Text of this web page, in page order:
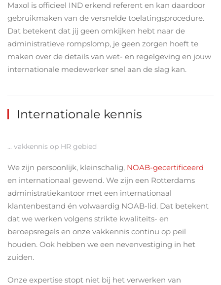
Maxol is officieel IND erkend referent en kan daardoor
gebruikmaken van de versnelde toelatingsprocedure.
Dat betekent dat jij geen omkijken hebt naar de
administratieve rompslomp, je geen zorgen hoeft te
maken over de details van wet- en regelgeving en jouw
internationale medewerker snel aan de slag kan.
Internationale kennis
... vakkennis op HR gebied
We zijn persoonlijk, kleinschalig, NOAB-gecertificeerd
en internationaal gewend. We zijn een Rotterdams
administratiekantoor met een internationaal
klantenbestand én volwaardig NOAB-lid. Dat betekent
dat we werken volgens strikte kwaliteits- en
beroepsregels en onze vakkennis continu op peil
houden. Ook hebben we een nevenvestiging in het
zuiden.
Onze expertise stopt niet bij het verwerken van